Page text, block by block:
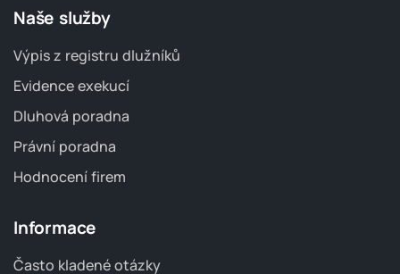
Naše služby
Výpis z registru dlužníků
Evidence exekucí
Dluhová poradna
Právní poradna
Hodnocení firem
Informace
Často kladené otázky